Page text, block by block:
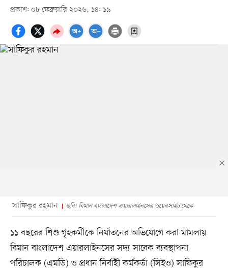
প্রকাশ: ০৮ ফেব্রুয়ারি ২০২৬, ১৪: ১৯
সাফিকুর রহমান ছবি: বিমান বাংলাদেশ এয়ারলাইনসের ওয়েবসাইট থেকে
১১ বছরের শিশু গৃহকর্মীকে নির্যাতনের অভিযোগে করা মামলায়
বিমান বাংলাদেশ এয়ারলাইনসের সদ্য সাবেক ব্যবস্থাপনা
পরিচালক (এমডি) ও প্রধান নির্বাহী কর্মকর্তা (সিইও) সাফিকুর